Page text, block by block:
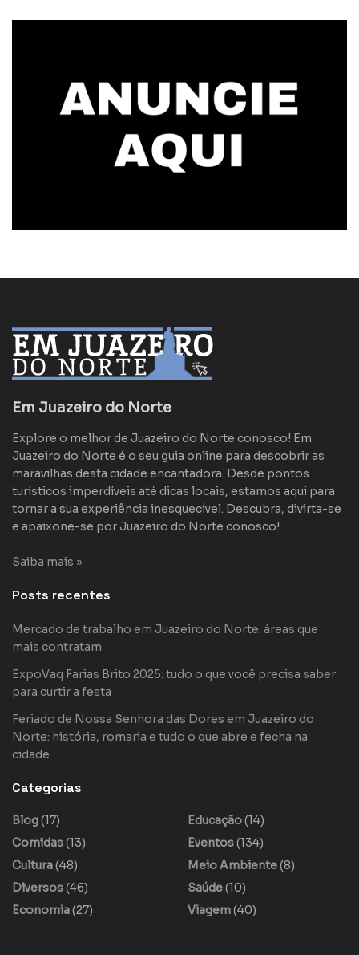
Em Juazeiro do Norte
Explore o melhor de Juazeiro do Norte conosco! Em
Juazeiro do Norte é o seu guia online para descobrir as
maravilhas desta cidade encantadora. Desde pontos
turísticos imperdíveis até dicas locais, estamos aqui para
tornar a sua experiência inesquecível. Descubra, divirta-se
e apaixone-se por Juazeiro do Norte conosco!
Saiba mais »
Posts recentes
Mercado de trabalho em Juazeiro do Norte: áreas que
mais contratam
ExpoVaq Farias Brito 2025: tudo o que você precisa saber
para curtir a festa
Feriado de Nossa Senhora das Dores em Juazeiro do
Norte: história, romaria e tudo o que abre e fecha na
cidade
Categorias
Blog(17)
Comidas(13)
Cultura(48)
Diversos(46)
Economia(27)
Educação(14)
Eventos(134)
Meio Ambiente(8)
Saúde(10)
Viagem(40)